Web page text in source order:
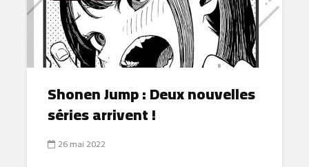
Shonen Jump : Deux nouvelles
séries arrivent !
26 mai 2022